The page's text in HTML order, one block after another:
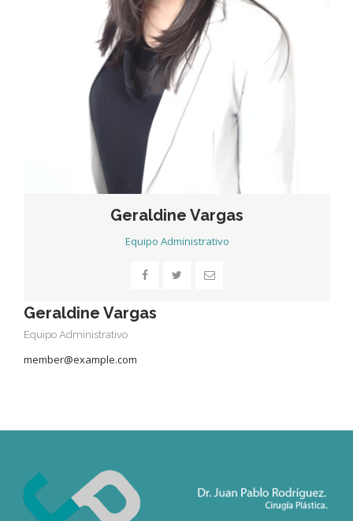
Geraldine Vargas
Equipo Administrativo
Geraldine Vargas
Equipo Administrativo
member@example.com